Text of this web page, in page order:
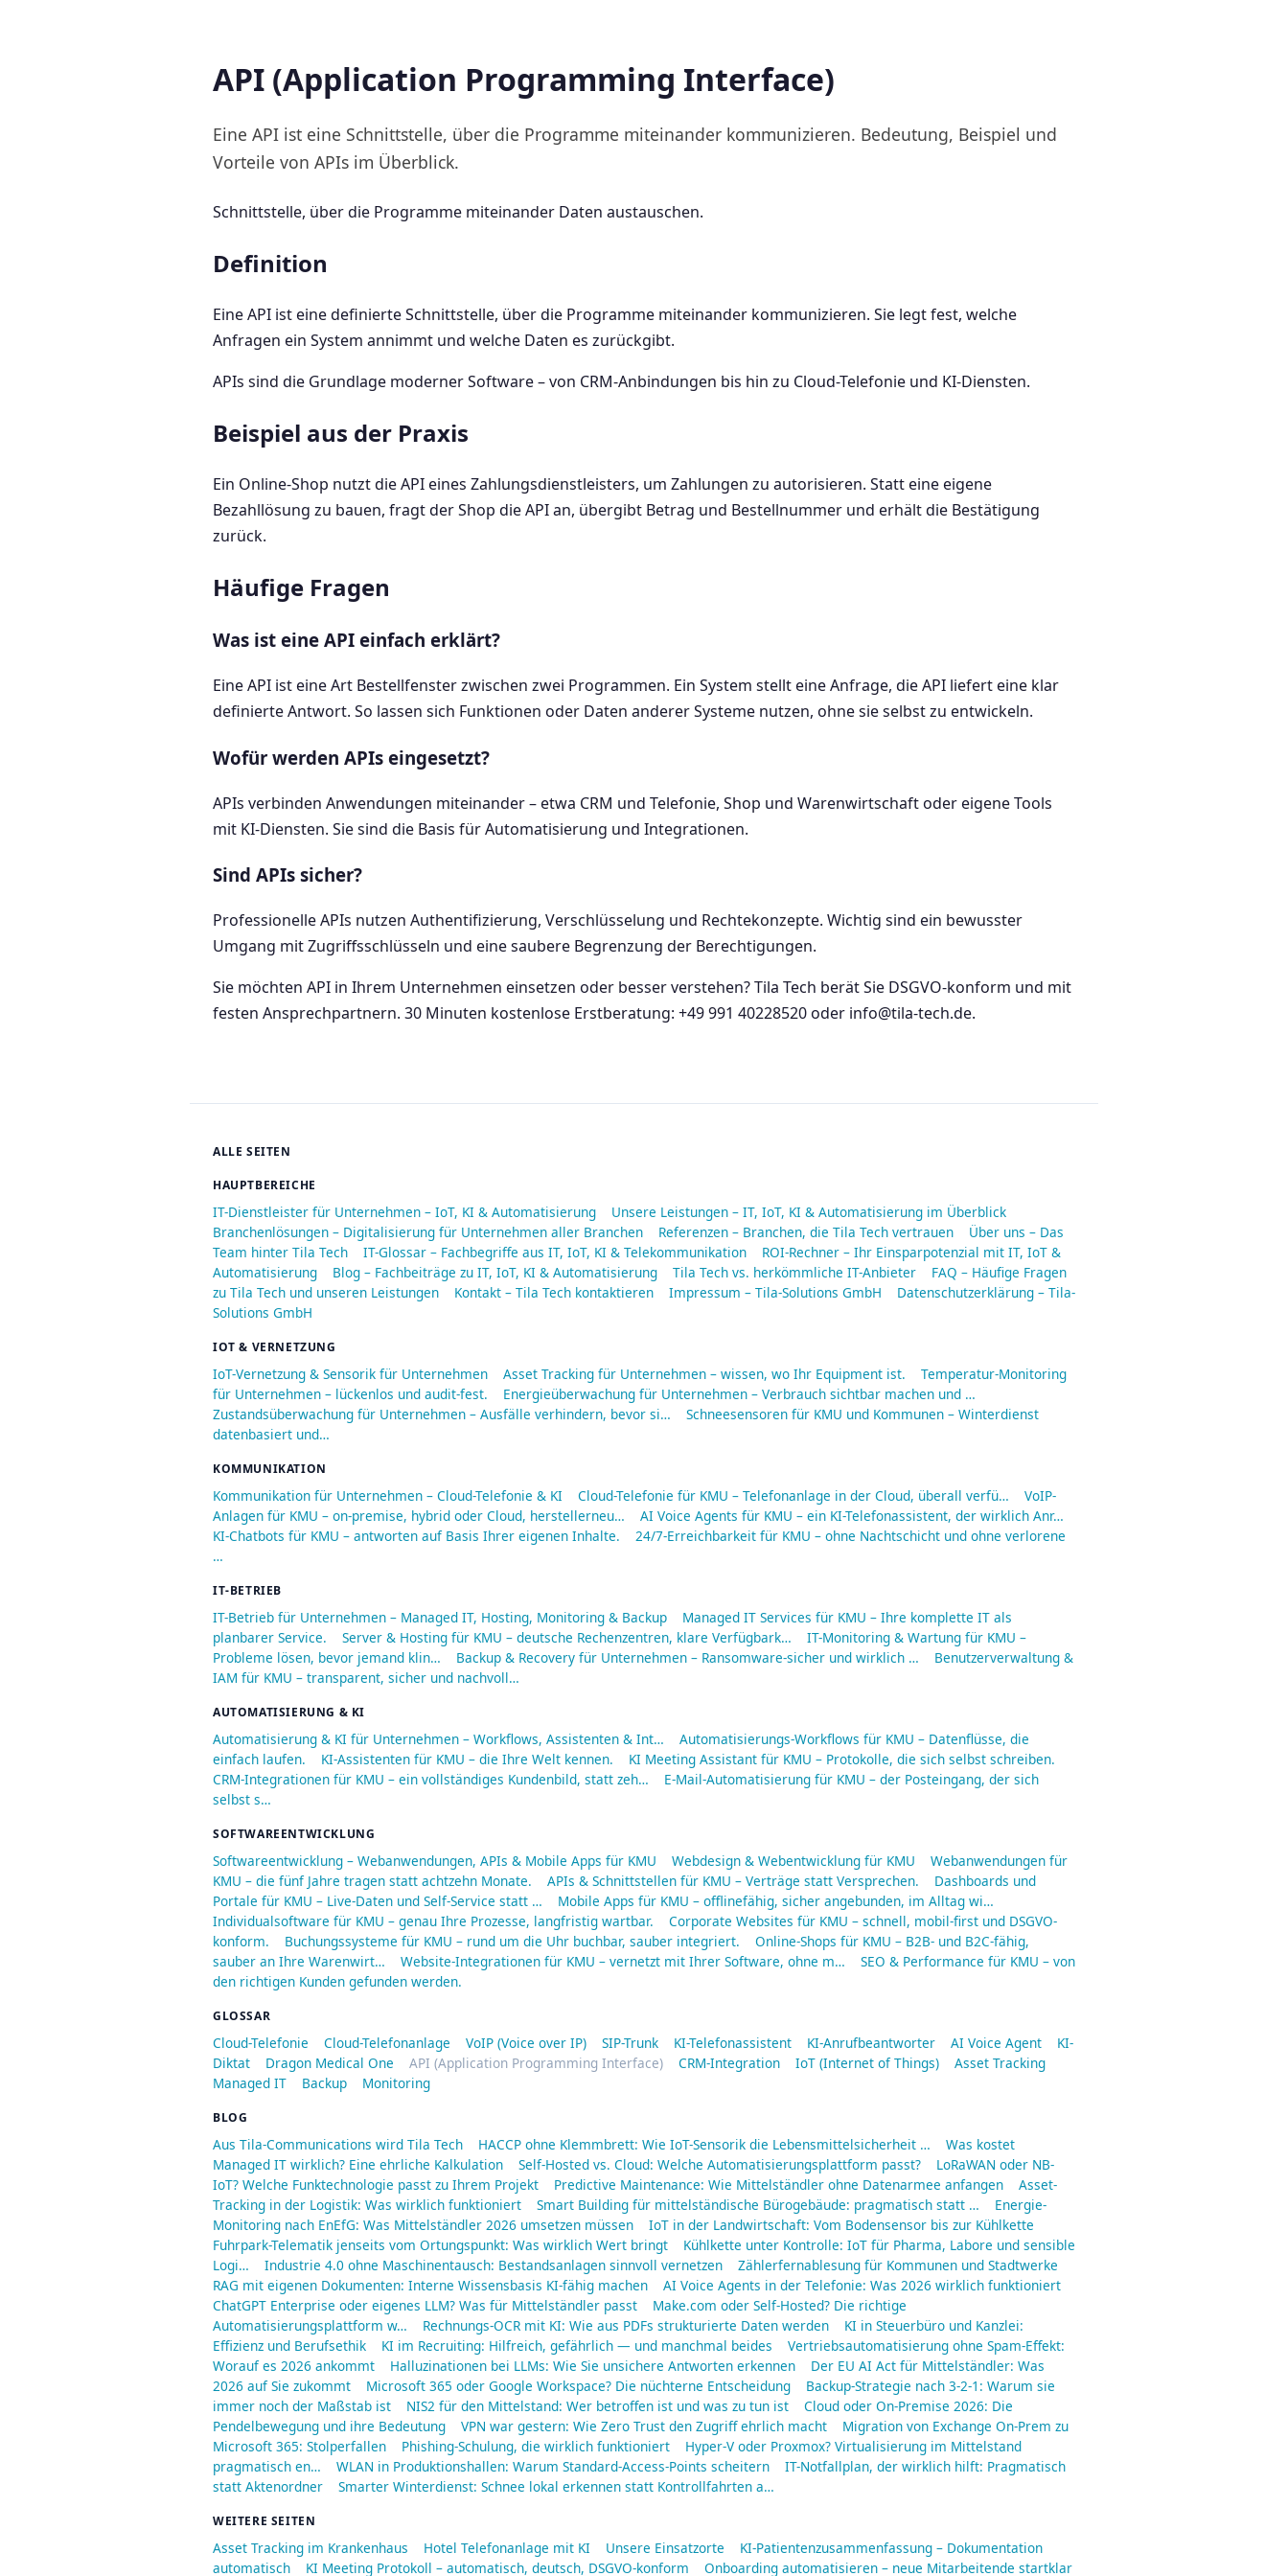
API (Application Programming Interface)
Eine API ist eine Schnittstelle, über die Programme miteinander kommunizieren. Bedeutung, Beispiel und
Vorteile von APIs im Überblick.
Schnittstelle, über die Programme miteinander Daten austauschen.
Definition
Eine API ist eine definierte Schnittstelle, über die Programme miteinander kommunizieren. Sie legt fest, welche
Anfragen ein System annimmt und welche Daten es zurückgibt.
APIs sind die Grundlage moderner Software – von CRM-Anbindungen bis hin zu Cloud-Telefonie und KI-Diensten.
Beispiel aus der Praxis
Ein Online-Shop nutzt die API eines Zahlungsdienstleisters, um Zahlungen zu autorisieren. Statt eine eigene
Bezahllösung zu bauen, fragt der Shop die API an, übergibt Betrag und Bestellnummer und erhält die Bestätigung
zurück.
Häufige Fragen
Was ist eine API einfach erklärt?
Eine API ist eine Art Bestellfenster zwischen zwei Programmen. Ein System stellt eine Anfrage, die API liefert eine klar
definierte Antwort. So lassen sich Funktionen oder Daten anderer Systeme nutzen, ohne sie selbst zu entwickeln.
Wofür werden APIs eingesetzt?
APIs verbinden Anwendungen miteinander – etwa CRM und Telefonie, Shop und Warenwirtschaft oder eigene Tools
mit KI-Diensten. Sie sind die Basis für Automatisierung und Integrationen.
Sind APIs sicher?
Professionelle APIs nutzen Authentifizierung, Verschlüsselung und Rechtekonzepte. Wichtig sind ein bewusster
Umgang mit Zugriffsschlüsseln und eine saubere Begrenzung der Berechtigungen.
Sie möchten API in Ihrem Unternehmen einsetzen oder besser verstehen? Tila Tech berät Sie DSGVO-konform und mit
festen Ansprechpartnern. 30 Minuten kostenlose Erstberatung: +49 991 40228520 oder info@tila-tech.de.
ALLE SEITEN
HAUPTBEREICHE
IT-Dienstleister für Unternehmen – IoT, KI & Automatisierung
Unsere Leistungen – IT, IoT, KI & Automatisierung im Überblick
Branchenlösungen – Digitalisierung für Unternehmen aller Branchen
Referenzen – Branchen, die Tila Tech vertrauen
Über uns – Das
Team hinter Tila Tech
IT-Glossar – Fachbegriffe aus IT, IoT, KI & Telekommunikation
ROI-Rechner – Ihr Einsparpotenzial mit IT, IoT &
Automatisierung
Blog – Fachbeiträge zu IT, IoT, KI & Automatisierung Tila Tech vs. herkömmliche IT-Anbieter
FAQ – Häufige Fragen
zu Tila Tech und unseren Leistungen
Kontakt – Tila Tech kontaktieren Impressum – Tila-Solutions GmbH
Datenschutzerklärung – Tila-
Solutions GmbH
IOT & VERNETZUNG
IoT-Vernetzung & Sensorik für Unternehmen Asset Tracking für Unternehmen – wissen, wo Ihr Equipment ist.
Temperatur-Monitoring
für Unternehmen – lückenlos und audit-fest.
Energieüberwachung für Unternehmen – Verbrauch sichtbar machen und …
Zustandsüberwachung für Unternehmen – Ausfälle verhindern, bevor si…
Schneesensoren für KMU und Kommunen – Winterdienst
datenbasiert und…
KOMMUNIKATION
Kommunikation für Unternehmen – Cloud-Telefonie & KI Cloud-Telefonie für KMU – Telefonanlage in der Cloud, überall verfü…
VoIP-
Anlagen für KMU – on-premise, hybrid oder Cloud, herstellerneu…
AI Voice Agents für KMU – ein KI-Telefonassistent, der wirklich Anr…
KI-Chatbots für KMU – antworten auf Basis Ihrer eigenen Inhalte.
24/7-Erreichbarkeit für KMU – ohne Nachtschicht und ohne verlorene
…
IT-BETRIEB
IT-Betrieb für Unternehmen – Managed IT, Hosting, Monitoring & Backup
Managed IT Services für KMU – Ihre komplette IT als
planbarer Service.
Server & Hosting für KMU – deutsche Rechenzentren, klare Verfügbark…
IT-Monitoring & Wartung für KMU –
Probleme lösen, bevor jemand klin…
Backup & Recovery für Unternehmen – Ransomware-sicher und wirklich …
Benutzerverwaltung &
IAM für KMU – transparent, sicher und nachvoll…
AUTOMATISIERUNG & KI
Automatisierung & KI für Unternehmen – Workflows, Assistenten & Int…
Automatisierungs-Workflows für KMU – Datenflüsse, die
einfach laufen.
KI-Assistenten für KMU – die Ihre Welt kennen.
KI Meeting Assistant für KMU – Protokolle, die sich selbst schreiben.
CRM-Integrationen für KMU – ein vollständiges Kundenbild, statt zeh…
E-Mail-Automatisierung für KMU – der Posteingang, der sich
selbst s…
SOFTWAREENTWICKLUNG
Softwareentwicklung – Webanwendungen, APIs & Mobile Apps für KMU Webdesign & Webentwicklung für KMU
Webanwendungen für
KMU – die fünf Jahre tragen statt achtzehn Monate.
APIs & Schnittstellen für KMU – Verträge statt Versprechen.
Dashboards und
Portale für KMU – Live-Daten und Self-Service statt …
Mobile Apps für KMU – offlinefähig, sicher angebunden, im Alltag wi…
Individualsoftware für KMU – genau Ihre Prozesse, langfristig wartbar.
Corporate Websites für KMU – schnell, mobil-first und DSGVO-
konform.
Buchungssysteme für KMU – rund um die Uhr buchbar, sauber integriert.
Online-Shops für KMU – B2B- und B2C-fähig,
sauber an Ihre Warenwirt…
Website-Integrationen für KMU – vernetzt mit Ihrer Software, ohne m…
SEO & Performance für KMU – von
den richtigen Kunden gefunden werden.
GLOSSAR
Cloud-Telefonie Cloud-Telefonanlage VoIP (Voice over IP) SIP-Trunk KI-Telefonassistent KI-Anrufbeantworter AI Voice Agent
KI-
Diktat
Dragon Medical One API (Application Programming Interface) CRM-Integration IoT (Internet of Things)
Asset Tracking
Managed IT
Backup Monitoring
BLOG
Aus Tila-Communications wird Tila Tech HACCP ohne Klemmbrett: Wie IoT-Sensorik die Lebensmittelsicherheit …
Was kostet
Managed IT wirklich? Eine ehrliche Kalkulation
Self-Hosted vs. Cloud: Welche Automatisierungsplattform passt?
LoRaWAN oder NB-
IoT? Welche Funktechnologie passt zu Ihrem Projekt
Predictive Maintenance: Wie Mittelständler ohne Datenarmee anfangen
Asset-
Tracking in der Logistik: Was wirklich funktioniert
Smart Building für mittelständische Bürogebäude: pragmatisch statt …
Energie-
Monitoring nach EnEfG: Was Mittelständler 2026 umsetzen müssen
IoT in der Landwirtschaft: Vom Bodensensor bis zur Kühlkette
Fuhrpark-Telematik jenseits vom Ortungspunkt: Was wirklich Wert bringt
Kühlkette unter Kontrolle: IoT für Pharma, Labore und sensible
Logi…
Industrie 4.0 ohne Maschinentausch: Bestandsanlagen sinnvoll vernetzen
Zählerfernablesung für Kommunen und Stadtwerke
RAG mit eigenen Dokumenten: Interne Wissensbasis KI-fähig machen
AI Voice Agents in der Telefonie: Was 2026 wirklich funktioniert
ChatGPT Enterprise oder eigenes LLM? Was für Mittelständler passt
Make.com oder Self-Hosted? Die richtige
Automatisierungsplattform w…
Rechnungs-OCR mit KI: Wie aus PDFs strukturierte Daten werden
KI in Steuerbüro und Kanzlei:
Effizienz und Berufsethik
KI im Recruiting: Hilfreich, gefährlich — und manchmal beides
Vertriebsautomatisierung ohne Spam-Effekt:
Worauf es 2026 ankommt
Halluzinationen bei LLMs: Wie Sie unsichere Antworten erkennen
Der EU AI Act für Mittelständler: Was
2026 auf Sie zukommt
Microsoft 365 oder Google Workspace? Die nüchterne Entscheidung
Backup-Strategie nach 3-2-1: Warum sie
immer noch der Maßstab ist
NIS2 für den Mittelstand: Wer betroffen ist und was zu tun ist
Cloud oder On-Premise 2026: Die
Pendelbewegung und ihre Bedeutung
VPN war gestern: Wie Zero Trust den Zugriff ehrlich macht
Migration von Exchange On-Prem zu
Microsoft 365: Stolperfallen
Phishing-Schulung, die wirklich funktioniert
Hyper-V oder Proxmox? Virtualisierung im Mittelstand
pragmatisch en…
WLAN in Produktionshallen: Warum Standard-Access-Points scheitern
IT-Notfallplan, der wirklich hilft: Pragmatisch
statt Aktenordner
Smarter Winterdienst: Schnee lokal erkennen statt Kontrollfahrten a…
WEITERE SEITEN
Asset Tracking im Krankenhaus Hotel Telefonanlage mit KI Unsere Einsatzorte
KI-Patientenzusammenfassung – Dokumentation
automatisch
KI Meeting Protokoll – automatisch, deutsch, DSGVO-konform Onboarding automatisieren – neue Mitarbeitende startklar